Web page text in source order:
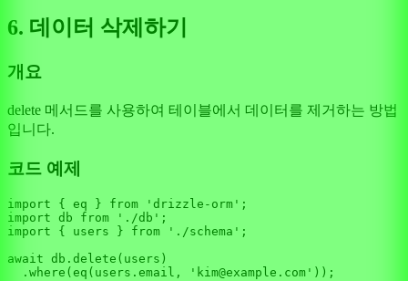
6. 데이터 삭제하기
개요
delete 메서드를 사용하여 테이블에서 데이터를 제거하는 방법
입니다.
코드 예제
import { eq } from 'drizzle-orm'
import db from './db'
import { users } from './schema' ;
await db. delete (users)
  .
where ( eq (users. email , 'kim@example.com'